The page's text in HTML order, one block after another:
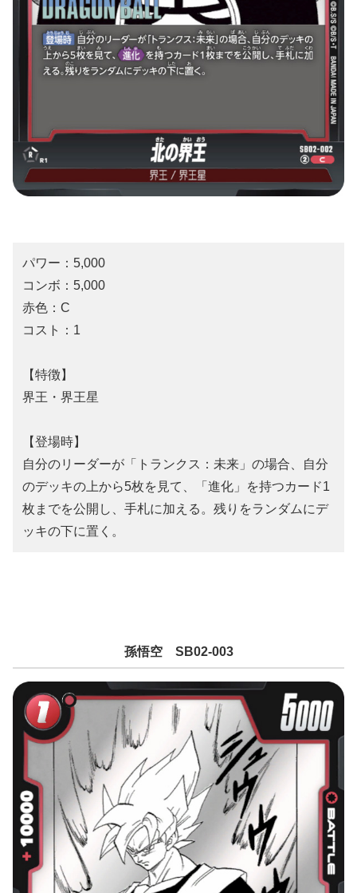
パワー：5,000
コンボ：5,000
赤色：C
コスト：1
【特徴】
界王・界王星
【登場時】
自分のリーダーが「トランクス：未来」の場合、自分
のデッキの上から5枚を見て、「進化」を持つカード1
枚までを公開し、手札に加える。残りをランダムにデ
ッキの下に置く。
孫悟空 SB02-003